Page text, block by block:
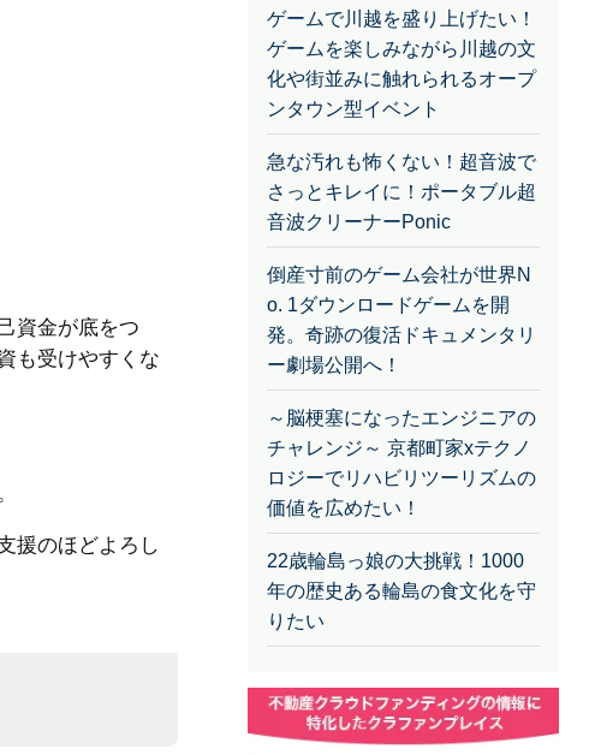
資金が底をつ
も受けやすくな
援のほどよろし
学に挑戦‼
ゲームで川越を盛り上げたい！
ゲームを楽しみながら川越の文
化や街並みに触れられるオープ
ンタウン型イベント
急な汚れも怖くない！超音波で
さっとキレイに！ポータブル超
音波クリーナーPonic
倒産寸前のゲーム会社が世界N
o. 1ダウンロードゲームを開
発。奇跡の復活ドキュメンタリ
ー劇場公開へ！
～脳梗塞になったエンジニアの
チャレンジ～ 京都町家xテクノ
ロジーでリハビリツーリズムの
価値を広めたい！
22歳輪島っ娘の大挑戦！1000
年の歴史ある輪島の食文化を守